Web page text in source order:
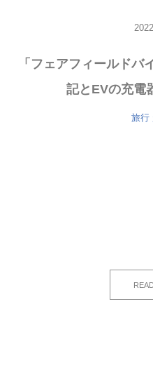
「フェアフィールドバ
記とEVの充電
旅行